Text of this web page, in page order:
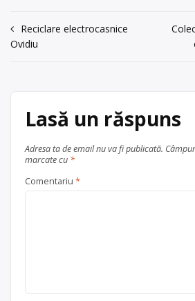
punct de colectare în Vânători, la
adresa: . Sediu social: Vânători-
Neamț sat Vânători- Neamț,
Centru de colectare
, în
județul Neamț
Navigare
Reciclare electrocasnice
Ovidiu
Lasă un răspuns
Adresa ta de email nu va fi publicată.
marcate cu *
Comentariu *